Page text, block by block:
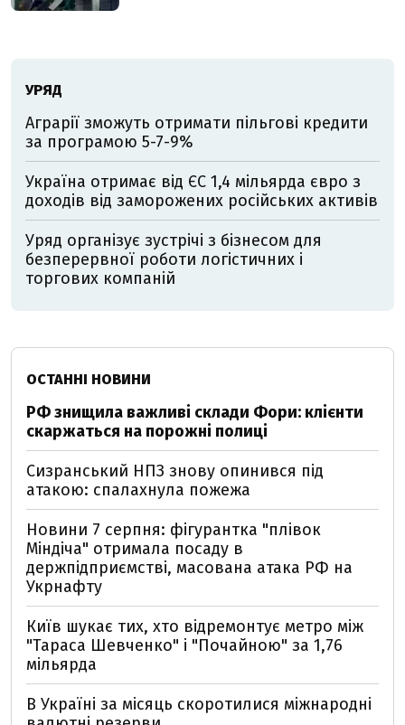
УРЯД
Аграрії зможуть отримати пільгові кредити
за програмою 5-7-9%
Україна отримає від ЄС 1,4 мільярда євро з
доходів від заморожених російських активів
Уряд організує зустрічі з бізнесом для
безперервної роботи логістичних і
торгових компаній
ОСТАННІ НОВИНИ
РФ знищила важливі склади Фори: клієнти
скаржаться на порожні полиці
Сизранський НПЗ знову опинився під
атакою: спалахнула пожежа
Новини 7 серпня: фігурантка "плівок
Міндіча" отримала посаду в
держпідприємстві, масована атака РФ на
Укрнафту
Київ шукає тих, хто відремонтує метро між
"Тараса Шевченко" і "Почайною" за 1,76
мільярда
В Україні за місяць скоротилися міжнародні